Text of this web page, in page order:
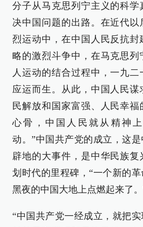
分子从马克思列宁主义的科学
决中国问题的出路。在近代以
烈运动中，在中国人民反抗封
略的激烈斗争中，在马克思列
人运动的结合过程中，一九
应运而生。从此，中国人民谋
民解放和国家富强、人民幸福
心骨，中国人民就从精神
动。”中国共产党的成立，这
辟地的大事件，是中华民族复
划时代的里程碑，“一个新的
黑夜的中国大地上点燃起来了
“中国共产党一经成立，就把